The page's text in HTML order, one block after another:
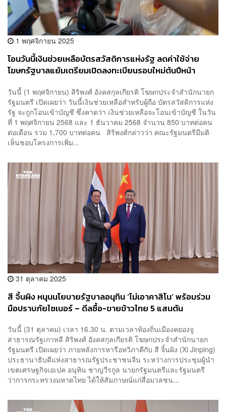
1 พฤศจิกายน 2025
​โอนวันนี้เงินช่วยเหลือบัตรสวัสดิการแห่งรัฐ ลดค่าใช้จ่าย
โฆษกรัฐบาลแย้มเตรียมเปิดลงทะเบียนรอบใหม่ต้นปีหน้า
วันนี้ (1 พฤศจิกายน) สิริพงศ์ อังคสกุลเกียรติ โฆษกประจำสำนักนายก
รัฐมนตรี เปิดเผยว่า วันนี้เงินช่วยเหลือสำหรับผู้ถือ บัตรสวัสดิการแห่ง
รัฐ จะถูกโอนเข้าบัญชี ซึ่งคาดว่า เงินช่วยเหลือจะโอนเข้าบัญชี ในวัน
ที่ 1 พฤศจิกายน 2568 และ 1 ธันวาคม 2568 จำนวน 850 บาทต่อคน
ต่อเดือน รวม 1,700 บาทต่อคน สิริพงศ์กล่าวว่า คณะรัฐมนตรีมีมติ
เห็นชอบโครงการเพิ่ม...
31 ตุลาคม 2025
สี จิ้นผิง หนุนนโยบายรัฐบาลอนุทิน ‘ไม่เอาคาสิโน’ พร้อมร่วม
มือปราบภัยไซเบอร์ – ดีลซื้อ-ขายข้าวไทย 5 แสนตัน
วันนี้ (31 ตุลาคม) เวลา 16.30 น. ตามเวลาท้องถิ่นเมืองคยองจู
สาธารณรัฐเกาหลี สิริพงศ์ อังคสกุลเกียรติ โฆษกประจำสำนักนายก
รัฐมนตรี เปิดเผยว่า ภายหลังการหารือทวิภาคีกับ สี จิ้นผิง (Xi Jinping)
ประธานาธิบดีแห่งสาธารณรัฐประชาชนจีน ระหว่างการประชุมผู้นำ
เขตเศรษฐกิจเอเปค อนุทิน ชาญวีรกูล นายกรัฐมนตรีและรัฐมนตรี
ว่าการกระทรวงมหาดไทย ได้ให้สัมภาษณ์แก่สื่อมวลชน...